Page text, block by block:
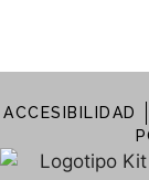
ACCESIBILIDAD